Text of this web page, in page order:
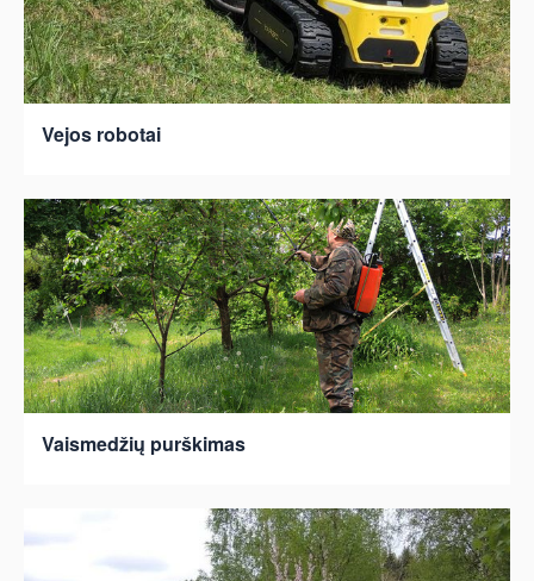
Vejos robotai
Vaismedžių purškimas